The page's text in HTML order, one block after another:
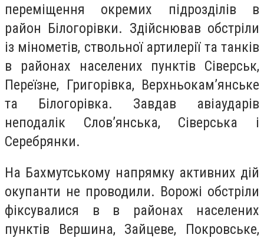
переміщення окремих підрозділів в
район Білогорівки. Здійснював обстріли
із мінометів, ствольної артилерії та танків
в районах населених пунктів Сіверськ,
Переїзне, Григорівка, Верхньокам’янське
та Білогорівка. Завдав авіаударів
неподалік Слов’янська, Сіверська і
Серебрянки.
На Бахмутському напрямку активних дій
окупанти не проводили. Ворожі обстріли
фіксувалися в в районах населених
пунктів Вершина, Зайцеве, Покровське,